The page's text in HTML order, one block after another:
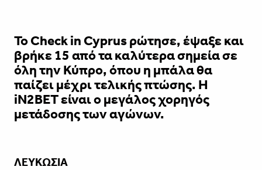
Το Check in Cyprus ρώτησε, έψαξε και
βρήκε 15 από τα καλύτερα σημεία σε
όλη την Κύπρο, όπου η μπάλα θα
παίζει μέχρι τελικής πτώσης. Η
iN2BET είναι ο μεγάλος χορηγός
μετάδοσης των αγώνων.
ΛΕΥΚΩΣΙΑ